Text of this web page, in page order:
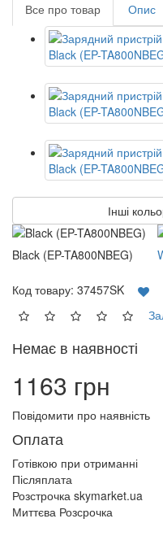
Все про товар Опис
Інші
Black (EP-TA800NBEG)
Код товару: 37457SK
Немає в наявності
1163 грн
Повідомити про наявність
Оплата
Готівкою при отриманні
Післяплата
Розстрочка skymarket.ua
Миттєва Розсрочка